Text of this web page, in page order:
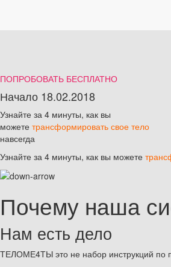
ПОПРОБОВАТЬ БЕСПЛАТНО
Начало 18.02.2018
Узнайте за 4 минуты, как вы
можете трансформировать свое тело
навсегда
Узнайте за 4 минуты, как вы можете
Почему наша
Нам есть дело
ТЕЛОМЕ4ТЫ это не набор инструкций по